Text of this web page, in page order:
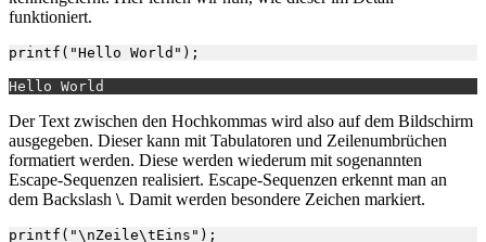
funktioniert.
Der Text zwischen den Hochkommas wird also auf dem Bildschirm
ausgegeben. Dieser kann mit Tabulatoren und Zeilenumbrüchen
formatiert werden. Diese werden wiederum mit sogenannten
Escape-Sequenzen realisiert. Escape-Sequenzen erkennt man an
dem Backslash \. Damit werden besondere Zeichen markiert.
printf("\nZeile\tEins");